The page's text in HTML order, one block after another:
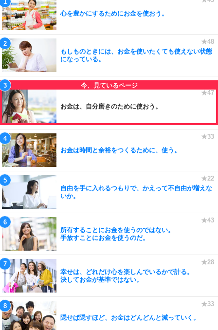
心を豊かにするためにお金を使おう。
もしものときには、お金を使いたくても使えない状態
になっている。
お金は、自分磨きのために使おう。
お金は時間と余裕をつくるために、使う。
自由を手に入れるつもりで、かえって不自由が増えな
いか。
所有することにお金を使うのではない。
手放すことにお金を使うのだ。
幸せは、どれだけ心を楽しんでいるかで計る。
決してお金が基準ではない。
隠せば隠すほど、お金はどんどんと減っていく。